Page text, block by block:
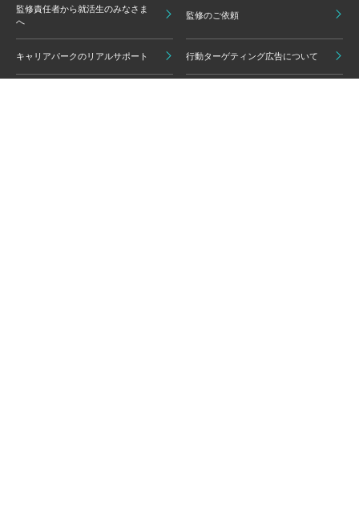
監修責任者から就活生のみなさま
へ
監修のご依頼
キャリアパークのリアルサポート 行動ターゲティング広告について